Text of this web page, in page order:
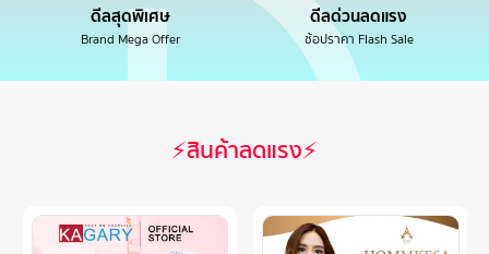
ดีลสุดพิเศษ
Brand Mega Offer
ดีลด่วนลดแรง
ช้อปราคา Flash Sale
⚡สินค้าลดแรง⚡